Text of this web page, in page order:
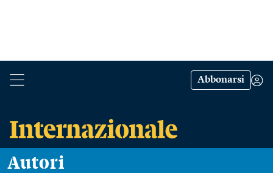
Abbonarsi
Autori